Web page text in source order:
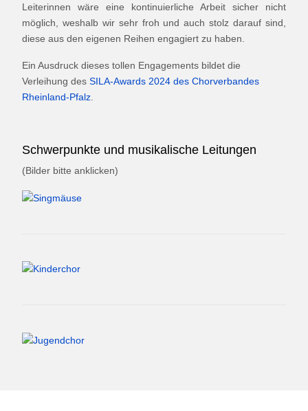
Leiterinnen wäre eine kontinuierliche Arbeit sicher nicht
möglich, weshalb wir sehr froh und auch stolz darauf sind,
diese aus den eigenen Reihen engagiert zu haben.
Ein Ausdruck dieses tollen Engagements bildet die
Verleihung des SILA-Awards 2024 des Chorverbandes
Rheinland-Pfalz
Schwerpunkte und musikalische Leitungen
(Bilder bitte anklicken)